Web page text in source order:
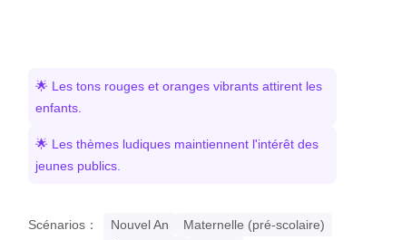
🌟 Les tons rouges et oranges vibrants attirent les
enfants.
🌟 Les thèmes ludiques maintiennent l'intérêt des
jeunes publics.
Scénarios： Nouvel An
Maternelle (pré-scolaire)